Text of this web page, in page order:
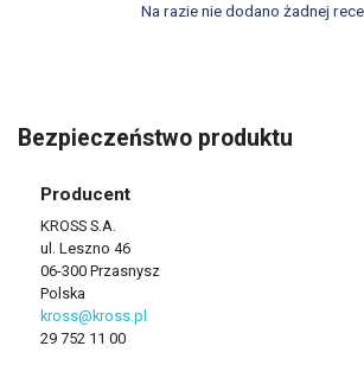
Na razie nie dodano żadnej
Bezpieczeństwo produktu
Producent
KROSS S.A.
ul. Leszno 46
06-300 Przasnysz
Polska
kross@kross.pl
29 752 11 00